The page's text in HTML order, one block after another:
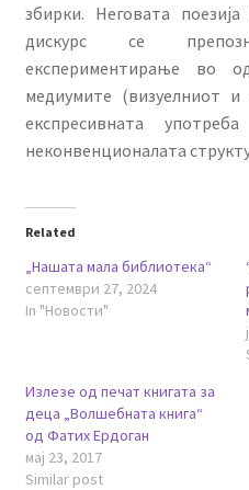
збирки. Неговата
дискурс се
експериментирање
медиумите (визуелниот
експресивната
неконвенционалата
Related
„Нашата мала библиотека“
септември 27, 2024
In "Новости"
Излезе од печат книгата за
деца „Волшебната книга“
од Фатих Ердоган
мај 23, 2017
Similar post